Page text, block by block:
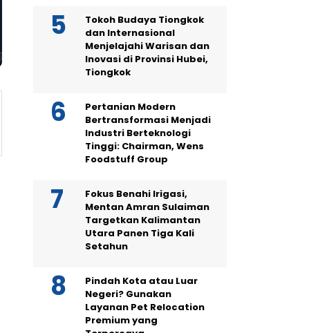
Tokoh Budaya Tiongkok
dan Internasional
Menjelajahi Warisan dan
Inovasi di Provinsi Hubei,
Tiongkok
Pertanian Modern
Bertransformasi Menjadi
Industri Berteknologi
Tinggi: Chairman, Wens
Foodstuff Group
Fokus Benahi Irigasi,
Mentan Amran Sulaiman
Targetkan Kalimantan
Utara Panen Tiga Kali
Setahun
Pindah Kota atau Luar
Negeri? Gunakan
Layanan Pet Relocation
Premium yang